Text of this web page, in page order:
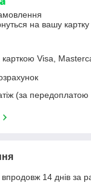
на вашу картку
Visa,
(за передоплатою
14 днів за